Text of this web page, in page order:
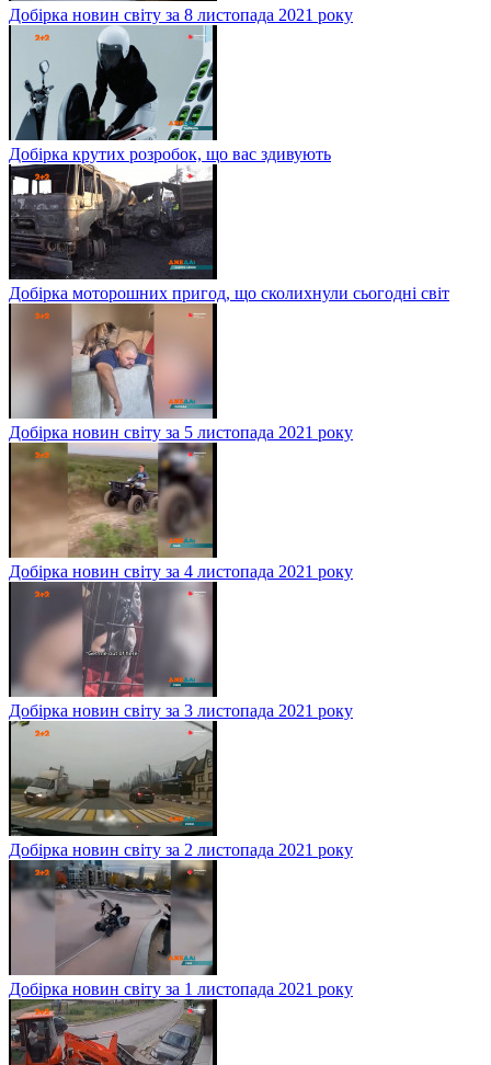
Добірка новин світу за 8 листопада 2021 року
Добірка крутих розробок, що вас здивують
Добірка моторошних пригод, що сколихнули сьогодні світ
Добірка новин світу за 5 листопада 2021 року
Добірка новин світу за 4 листопада 2021 року
Добірка новин світу за 3 листопада 2021 року
Добірка новин світу за 2 листопада 2021 року
Добірка новин світу за 1 листопада 2021 року